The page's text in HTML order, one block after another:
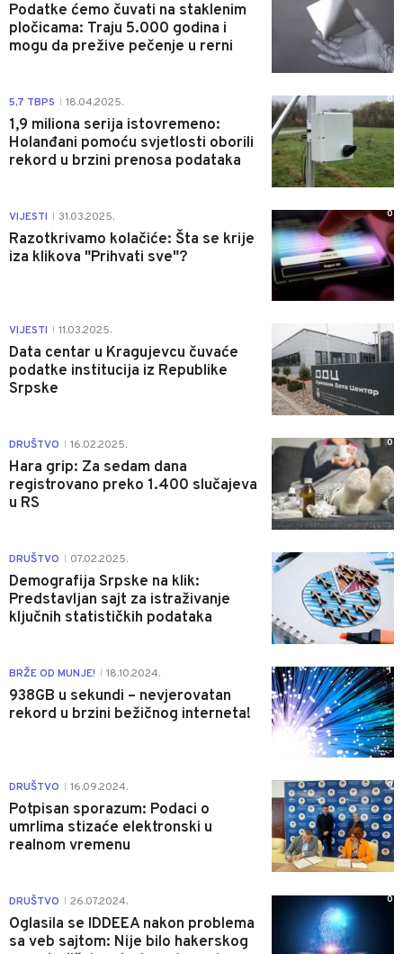
Podatke ćemo čuvati na staklenim
pločicama: Traju 5.000 godina i
mogu da prežive pečenje u rerni
5,7 TBPS 18.04.2025.
1,9 miliona serija istovremeno:
Holanđani pomoću svjetlosti oborili
rekord u brzini prenosa podataka
0
VIJESTI 31.03.2025.
Razotkrivamo kolačiće: Šta se krije
iza klikova "Prihvati sve"?
0
VIJESTI 11.03.2025.
Data centar u Kragujevcu čuvaće
podatke institucija iz Republike
Srpske
0
DRUŠTVO 16.02.2025.
Hara grip: Za sedam dana
registrovano preko 1.400 slučajeva
u RS
0
DRUŠTVO 07.02.2025.
Demografija Srpske na klik:
Predstavljan sajt za istraživanje
ključnih statističkih podataka
0
BRŽE OD MUNJE! 18.10.2024.
938GB u sekundi – nevjerovatan
rekord u brzini bežičnog interneta!
1
DRUŠTVO 16.09.2024.
Potpisan sporazum: Podaci o
umrlima stizaće elektronski u
realnom vremenu
0
DRUŠTVO 26.07.2024.
Oglasila se IDDEEA nakon problema
sa veb sajtom: Nije bilo hakerskog
0